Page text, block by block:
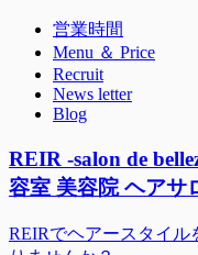
営業時間
Menu ＆ Price
Recruit
News letter
Blog
REIR -salon de
容室 美容院 ヘアサ
REIRでヘアースタイル